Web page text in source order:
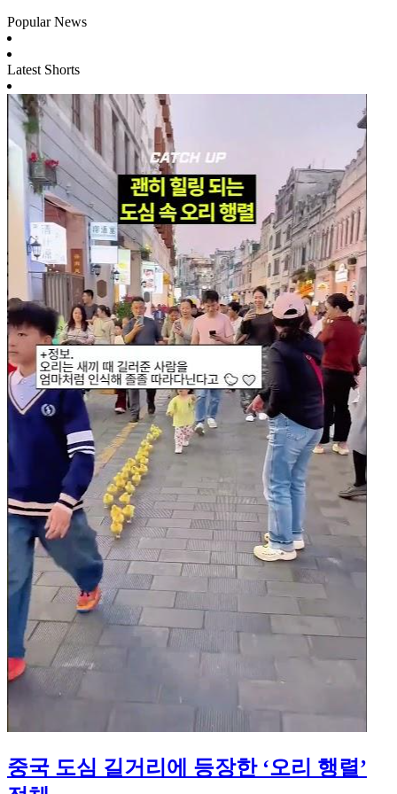
Popular News
Latest Shorts
중국 도심 길거리에 등장한 ‘오리 행렬’